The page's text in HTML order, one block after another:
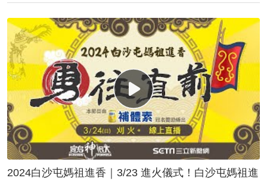
2024白沙屯媽祖進香｜3/23 進火儀式！白沙屯媽祖進